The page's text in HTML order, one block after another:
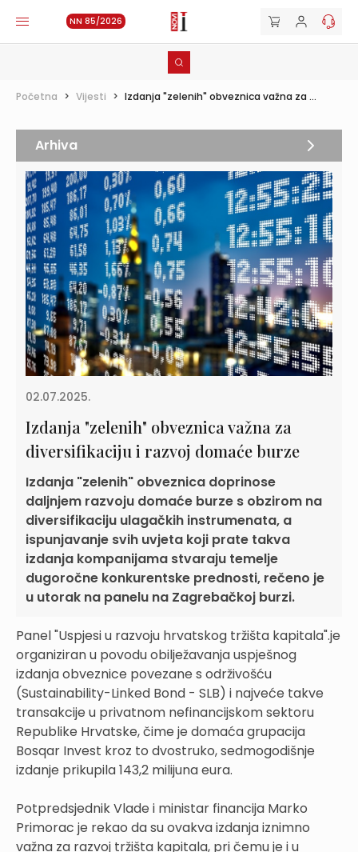
NN 85/2026
Početna > Vijesti > Izdanja "zelenih" obveznica važna za ...
02.07.2025.
Izdanja "zelenih" obveznica važna za
diversifikaciju i razvoj domaće burze
Izdanja "zelenih" obveznica doprinose
daljnjem razvoju domaće burze s obzirom na
diversifikaciju ulagačkih instrumenata, a
ispunjavanje svih uvjeta koji prate takva
izdanja kompanijama stvaraju temelje
dugoročne konkurentske prednosti, rečeno je
u utorak na panelu na Zagrebačkoj burzi.
Panel "Uspjesi u razvoju hrvatskog tržišta kapitala".je
organiziran u povodu obilježavanja uspješnog
izdanja obveznice povezane s održivošću
(Sustainability-Linked Bond - SLB) i najveće takve
transakcije u privatnom nefinancijskom sektoru
Republike Hrvatske, čime je domaća grupacija
Bosqar Invest kroz to dvostruko, sedmogodišnje
izdanje prikupila 143,2 milijuna eura.
Potpredsjednik Vlade i ministar financija Marko
Primorac je rekao da su ovakva izdanja iznimno
važna za razvoj tržišta kapitala, pri čemu je i u
Arhiva